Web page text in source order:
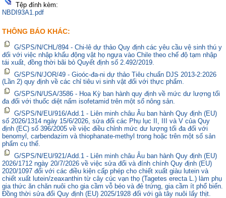
Tệp đính kèm:
NBDI93A1.pdf
THÔNG BÁO KHÁC:
G/SPS/N/CHL/894 - Chi-lê dự thảo Quy định các yêu cầu vệ sinh thú y
đối với việc nhập khẩu động vật họ ngựa vào Chile theo chế độ tạm nhập
tái xuất, đồng thời bãi bỏ Quyết định số 2.492/2019.
G/SPS/N/JOR/49 - Gioóc-đa-ni dự thảo Tiêu chuẩn DJS 2013-2:2026
(Lần 2) quy định về các chỉ tiêu vi sinh vật đối với thực phẩm.
G/SPS/N/USA/3586 - Hoa Kỳ ban hành quy định về mức dư lượng tối
đa đối với thuốc diệt nấm isofetamid trên một số nông sản.
G/SPS/N/EU/916/Add.1 - Liên minh châu Âu ban hành Quy định (EU)
số 2026/1314 ngày 15/6/2026, sửa đổi các Phụ lục II, III và V của Quy
định (EC) số 396/2005 về việc điều chỉnh mức dư lượng tối đa đối với
benomyl, carbendazim và thiophanate-methyl trong hoặc trên một số sản
phẩm cụ thể.
G/SPS/N/EU/921/Add.1 - Liên minh châu Âu ban hành Quy định (EU)
2026/1712 ngày 20/7/2026 về việc sửa đổi và đính chính Quy định (EU)
2020/1097 đối với các điều kiện cấp phép cho chiết xuất giàu lutein và
chiết xuất lutein/zeaxanthin từ cây cúc vạn thọ (Tagetes erecta L.) làm phụ
gia thức ăn chăn nuôi cho gia cầm vỗ béo và đẻ trứng, gia cầm ít phổ biến.
Đồng thời sửa đổi Quy định (EU) 2025/1928 đối với gà tây nuôi lấy thịt.